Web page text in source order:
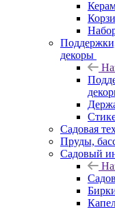
декоры
Садовая
Пруды,
Садовый